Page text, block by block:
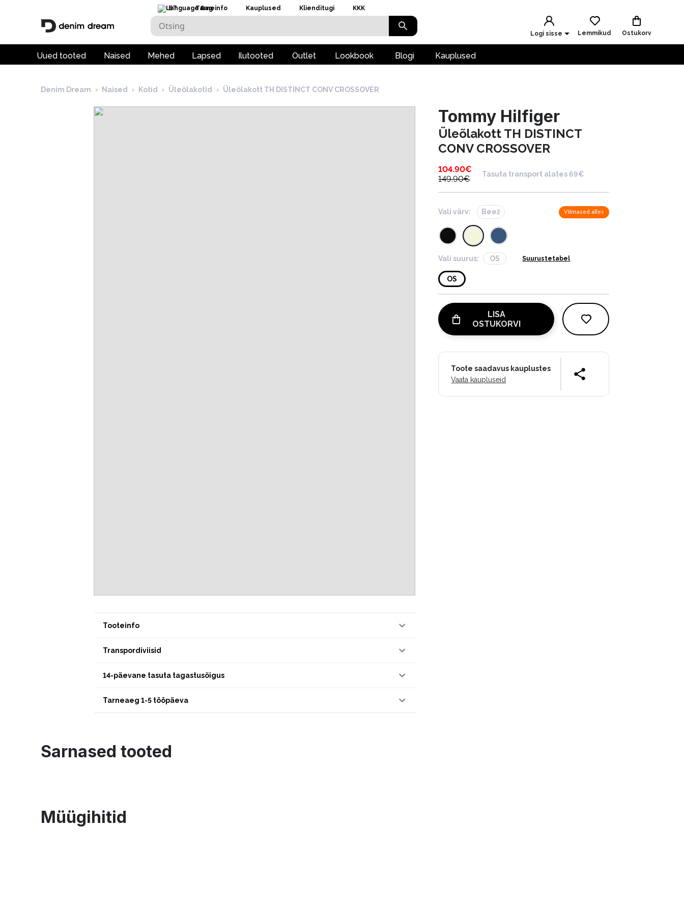
ET Tarneinfo Kauplused Klienditugi KKK
Logi sisse Lemmikud Ostukorv
Uued tooted Naised Mehed Lapsed Ilutooted Outlet Lookbook Blogi Kauplused
Denim Dream › Naised › Kotid › Üleõlakotid › Üleõlakott TH DISTINCT CONV CROSSOVER
Tooteinfo
Transpordiviisid
14-päevane tasuta tagastusõigus
Tarneaeg 1-5 tööpäeva
Tommy Hilfiger
Üleõlakott TH DISTINCT
CONV CROSSOVER
104.90€
149.90€
Tasuta transport alates 69€
Vali värv: Beež Viimased alles
Vali suurus: OS Suurustetabel
OS
LISA
OSTUKORVI
Toote saadavus kauplustes
Vaata kaupluseid
Sarnased tooted
Müügihitid